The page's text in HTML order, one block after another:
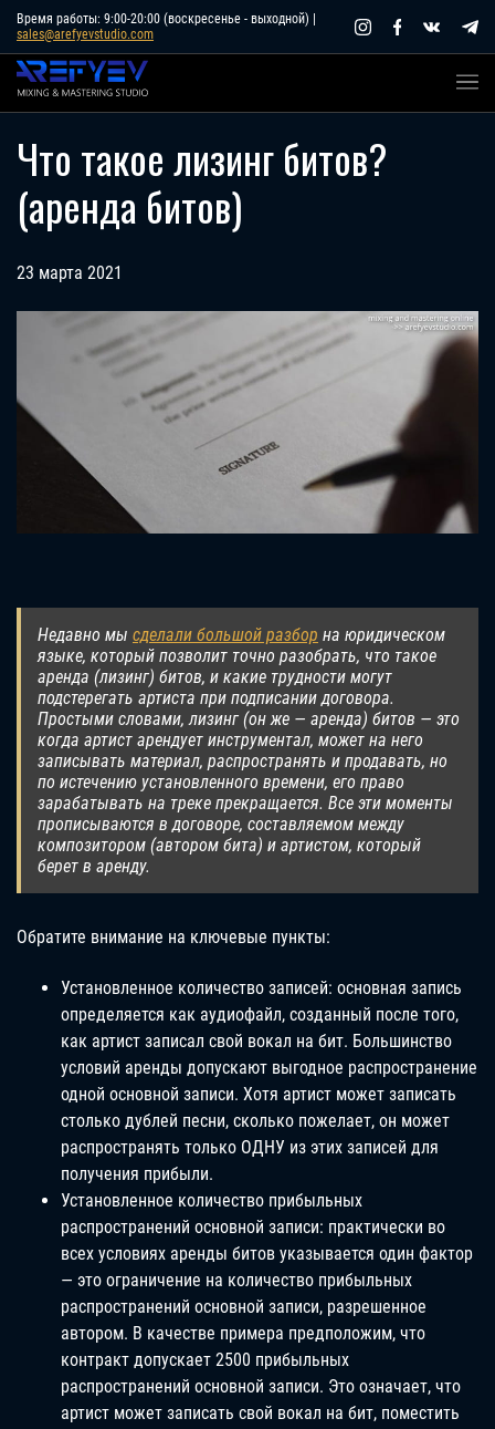
Skip
content
Время работы: 9:00-20:00 (воскресенье - выходной) |
sales@arefyevstudio.com
Что такое лизинг битов?
(аренда битов)
23 марта 2021
Недавно мы сделали большой разбор на юридическом
языке, который позволит точно разобрать, что такое
аренда (лизинг) битов, и какие трудности могут
подстерегать артиста при подписании договора.
Простыми словами, лизинг (он же — аренда) битов — это
когда артист арендует инструментал, может на него
записывать материал, распространять и продавать, но
по истечению установленного времени, его право
зарабатывать на треке прекращается. Все эти моменты
прописываются в договоре, составляемом между
композитором (автором бита) и артистом, который
берет в аренду.
Обратите внимание на ключевые пункты:
Установленное количество записей: основная запись
определяется как аудиофайл, созданный после того,
как артист записал свой вокал на бит. Большинство
условий аренды допускают выгодное распространение
одной основной записи. Хотя артист может записать
столько дублей песни, сколько пожелает, он может
распространять только ОДНУ из этих записей для
получения прибыли.
Установленное количество прибыльных
распространений основной записи: практически во
всех условиях аренды битов указывается один фактор
— это ограничение на количество прибыльных
распространений основной записи, разрешенное
автором. В качестве примера предположим, что
контракт допускает 2500 прибыльных
распространений основной записи. Это означает, что
артист может записать свой вокал на бит, поместить